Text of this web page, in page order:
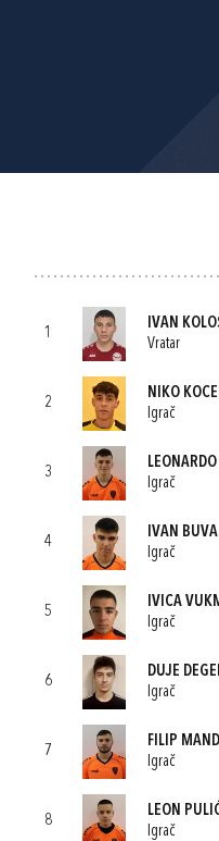
1
IVAN
Vratar
2
NIKO
Igrač
3
Igrač
4
IVAN BUVA
Igrač
5
IVICA
Igrač
6
DUJE
Igrač
7
FILIP
Igrač
8
LEON
Igrač